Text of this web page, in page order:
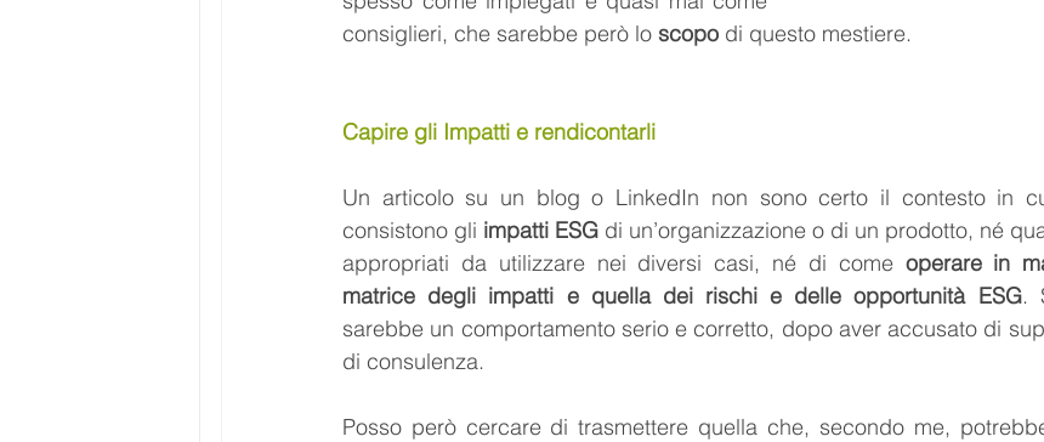
consiglieri, che sarebbe però lo scopo di questo mestiere.
Capire gli Impatti e rendicontarli
Un articolo su un blog o LinkedIn non sono certo il contesto in
consistono gli impatti ESG di un’organizzazione o di un prodotto, né
appropriati da utilizzare nei diversi casi, né di come operare in
matrice degli impatti e quella dei rischi e delle opportunità ESG.
sarebbe un comportamento serio e corretto, dopo aver accusato di
di consulenza.
Posso però cercare di trasmettere quella che, secondo me,